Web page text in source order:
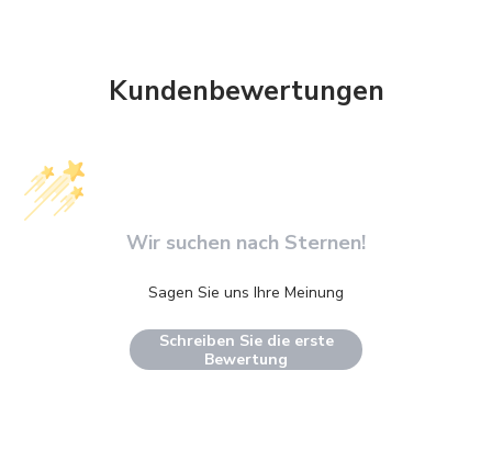
Kundenbewertungen
Wir suchen nach Sternen!
Sagen Sie uns Ihre Meinung
Schreiben Sie die erste
Bewertung